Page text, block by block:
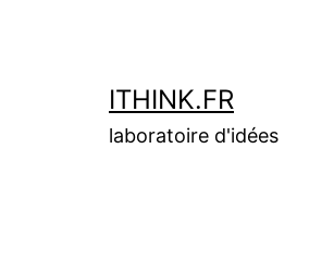
ITHINK.FR
laboratoire d'idées